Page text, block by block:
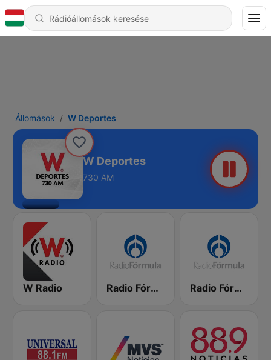
Állomások W Deportes
W Deportes
730 AM
W Radio Radio Fórmula 103.3 FM Radio Fórmula 104.1 FM